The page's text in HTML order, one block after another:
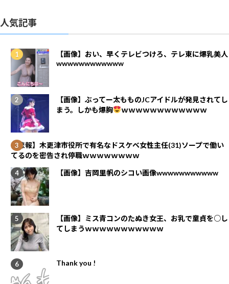
人気記事
【画像】おい、早くテレビつけろ、テレ東に爆乳美人
wwwwwwwwwwww
【画像】ぶってー太もものJCアイドルが発見されてし
まう。しかも爆胸
ｗｗｗｗｗｗｗｗｗｗｗｗ
【悲報】木更津市役所で有名なドスケベ女性主任(31)ソープで働い
てるのを密告され停職ｗｗｗｗｗｗｗｗ
【画像】吉岡里帆のシコい画像wwwwwwwwwww
【画像】ミス青コンのたぬき女王、お乳で童貞を○し
てしまうｗｗｗｗｗｗｗｗｗｗｗ
Thank you !